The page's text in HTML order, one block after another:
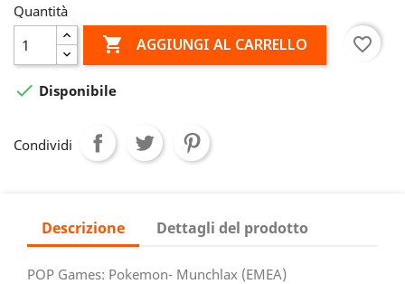
Quantità
 AGGIUNGI AL CARRELLO favorite_border
 Disponibile
Condividi
Descrizione Dettagli del prodotto
POP Games: Pokemon- Munchlax (EMEA)